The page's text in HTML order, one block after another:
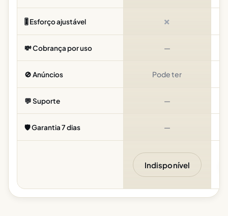
🎚️ Esforço ajustável ✗
💸 Cobrança por uso —
🚫 Anúncios Pode ter
💬 Suporte —
🛡️ Garantia 7 dias —
Indisponível